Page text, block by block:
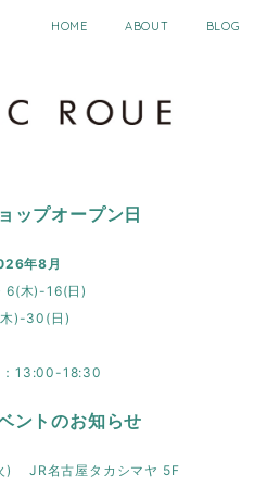
HOME ABOUT BLOG
ップオープン日
年8月
6(木)-16(日)
)-30(日)
：13:00-18:30
ントのお知らせ
JR名古屋タカシマヤ 5F